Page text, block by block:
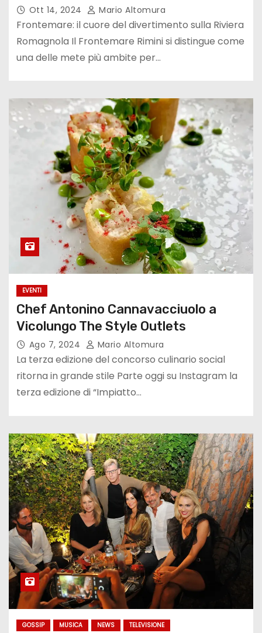
Ott 14, 2024 Mario Altomura
Frontemare: il cuore del divertimento sulla Riviera
Romagnola Il Frontemare Rimini si distingue come
una delle mete più ambite per…
EVENTI
Chef Antonino Cannavacciuolo a
Vicolungo The Style Outlets
Ago 7, 2024 Mario Altomura
La terza edizione del concorso culinario social
ritorna in grande stile Parte oggi su Instagram la
terza edizione di “Impiatto…
GOSSIP MUSICA NEWS TELEVISIONE